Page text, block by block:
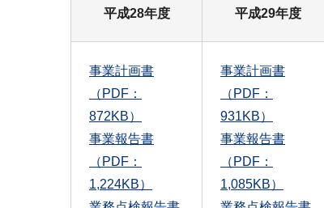
平成28年度 平成29年度
事業計画書
（PDF：
872KB）
事業報告書
（PDF：
1,224KB）
事業計画書
（PDF：
931KB）
事業報告書
（PDF：
1,085KB）